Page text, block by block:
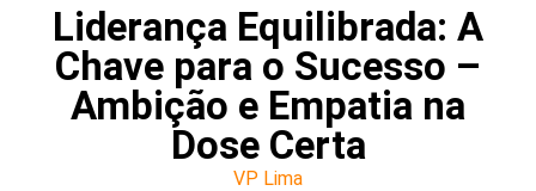
Liderança Equilibrada: A
Chave para o Sucesso –
Ambição e Empatia na
Dose Certa
VP Lima